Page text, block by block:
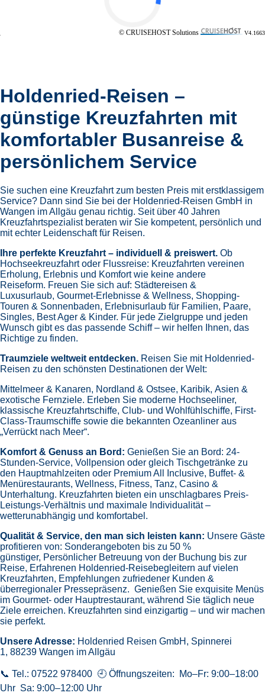
© CRUISEHOST Solutions V4.1663
Holdenried-Reisen –
günstige Kreuzfahrten mit
komfortabler Busanreise &
persönlichem Service
Sie suchen eine Kreuzfahrt zum besten Preis mit erstklassigem
Service? Dann sind Sie bei der Holdenried-Reisen GmbH in
Wangen im Allgäu genau richtig. Seit über 40 Jahren
Kreuzfahrtspezialist beraten wir Sie kompetent, persönlich und
mit echter Leidenschaft für Reisen.
Ihre perfekte Kreuzfahrt – individuell & preiswert. Ob
Hochseekreuzfahrt oder Flussreise: Kreuzfahrten vereinen
Erholung, Erlebnis und Komfort wie keine andere
Reiseform. Freuen Sie sich auf: Städtereisen &
Luxusurlaub, Gourmet-Erlebnisse & Wellness, Shopping-
Touren & Sonnenbaden, Erlebnisurlaub für Familien, Paare,
Singles, Best Ager & Kinder. Für jede Zielgruppe und jeden
Wunsch gibt es das passende Schiff – wir helfen Ihnen, das
Richtige zu finden.
Traumziele weltweit entdecken. Reisen Sie mit Holdenried-
Reisen zu den schönsten Destinationen der Welt:
Mittelmeer & Kanaren, Nordland & Ostsee, Karibik, Asien &
exotische Fernziele. Erleben Sie moderne Hochseeliner,
klassische Kreuzfahrtschiffe, Club- und Wohlfühlschiffe, First-
Class-Traumschiffe sowie die bekannten Ozeanliner aus
„Verrückt nach Meer“.
Komfort & Genuss an Bord: Genießen Sie an Bord: 24-
Stunden-Service, Vollpension oder gleich Tischgetränke zu
den Hauptmahlzeiten oder Premium All Inclusive, Buffet- &
Menürestaurants, Wellness, Fitness, Tanz, Casino &
Unterhaltung. Kreuzfahrten bieten ein unschlagbares Preis-
Leistungs-Verhältnis und maximale Individualität –
wetterunabhängig und komfortabel.
Qualität & Service, den man sich leisten kann: Unsere Gäste
profitieren von: Sonderangeboten bis zu 50 %
günstiger, Persönlicher Betreuung von der Buchung bis zur
Reise, Erfahrenen Holdenried-Reisebegleitern auf vielen
Kreuzfahrten, Empfehlungen zufriedener Kunden &
überregionaler Pressepräsenz. Genießen Sie exquisite Menüs
im Gourmet- oder Hauptrestaurant, während Sie täglich neue
Ziele erreichen. Kreuzfahrten sind einzigartig – und wir machen
sie perfekt.
Unsere Adresse: Holdenried Reisen GmbH, Spinnerei
1, 88239 Wangen im Allgäu
📞 Tel.: 07522 978400 🕘 Öffnungszeiten: Mo–Fr: 9:00–18:00
Uhr Sa: 9:00–12:00 Uhr